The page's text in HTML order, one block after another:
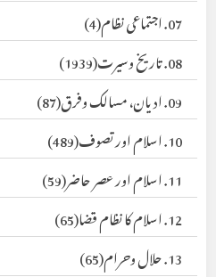
07. اجتماعی نظام
(4)
08. تاریخ وسیرت
(1939)
09. ادیان، مسالک وفرق
(87)
10. اسلام اور تصوف
(489)
11. اسلام اور عصر حاضر
(59)
12. اسلام کا نظام قضا
(65)
13. حلال وحرام
(65)